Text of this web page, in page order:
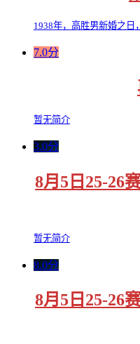
1938年，高胜男新婚之日
7.0分
暂无简介
3.0分
8月5日25-26
暂无简介
8.0分
8月5日25-26